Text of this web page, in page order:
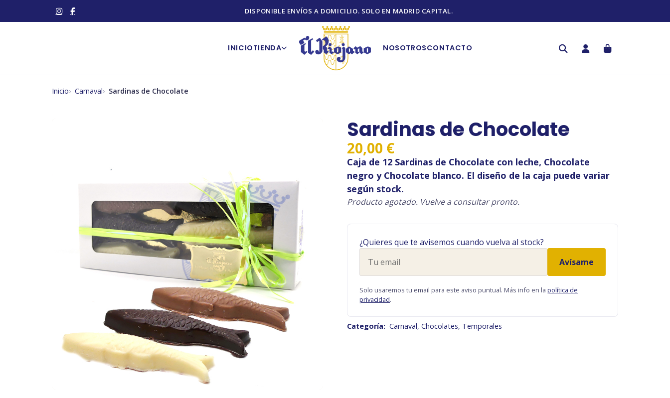
DISPONIBLE ENVÍOS A DOMICILIO. SOLO EN MADRID CAPITAL.
INICIOTIENDA NOSOTROSCONTACTO
Inicio Carnaval Sardinas de Chocolate
Sardinas de Chocolate
20,00 €
Caja de 12 Sardinas de Chocolate con leche, Chocolate
negro y Chocolate blanco. El diseño de la caja puede variar
según stock.
Producto agotado. Vuelve a consultar pronto.
¿Quieres que te avisemos cuando vuelva al stock?
email
Avísame
Solo usaremos tu email para este aviso puntual. Más info en la política de
privacidad.
Categoría: Carnaval, Chocolates, Temporales